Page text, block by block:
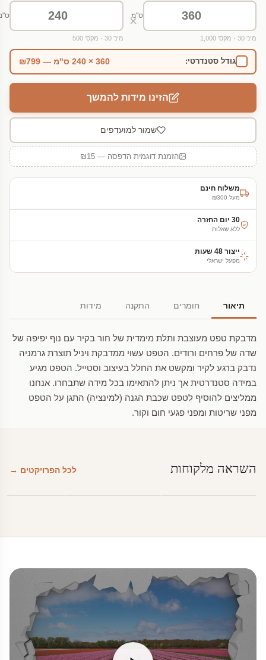
ס"מ
מינ' 30 · מקס' 1,000
×
מינ' 30 · מקס' 500
גודל סטנדרטי: 360 × 240 ס"מ — ₪799
הזינו מידות להמשך
שמור למועדפים
הזמנת דוגמית הדפסה — ₪15
משלוח חינם
מעל ₪300
30 יום החזרה
ללא שאלות
ייצור 48 שעות
מפעל ישראלי
תיאור חומרים התקנה מידות
מדבקת טפט מעוצבת ותלת מימדית של חור בקיר עם נוף יפיפה של
שדה של פרחים ורודים. הטפט עשוי ממדבקת ויניל תוצרת גרמניה
נדבק ברגע לקיר ומקשט את החלל בעיצוב וסטייל. הטפט מגיע
במידה סטנדרטית אך ניתן להתאימו בכל מידה שתבחרו. אנחנו
ממליצים להוסיף לטפט שכבת הגנה (למינציה) התגן על הטפט
מפני שריטות ומפני פגעי חום וקור.
השראה מלקוחות לכל הפרויקטים →